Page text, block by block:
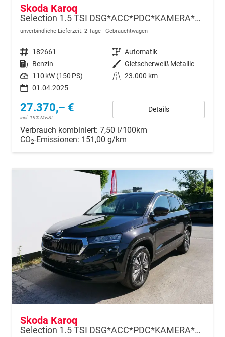
Skoda Karoq
Selection 1.5 TSI DSG*ACC*PDC*KAMERA*TEMPOMAT*LED*SMARTLINK*KLIMA*RADIO*17-ZOLL
unverbindliche Lieferzeit: 2 Tage Gebrauchtwagen
Fahrzeugnr. 182661 Getriebe Automatik
Kraftstoff Benzin Außenfarbe Gletscherweiß Metallic
Leistung 110 kW (150 PS) Kilometerstand 23.000 km
01.04.2025
27.370,– €
incl. 19% MwSt.
Details
Verbrauch kombiniert: 7,50 l/100km
CO2-Emissionen: 151,00 g/km
Skoda Karoq
Selection 1.5 TSI DSG*ACC*PDC*KAMERA*TEMPOMAT*LED*SMARTLINK*KLIMA*RADIO*17-ZOLL